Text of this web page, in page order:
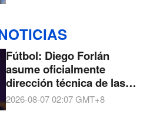
Fútbol: Diego Forlán
asume oficialmente
dirección técnica de las
selecciones de Uruguay
2026-08-07 02:07GMT+8